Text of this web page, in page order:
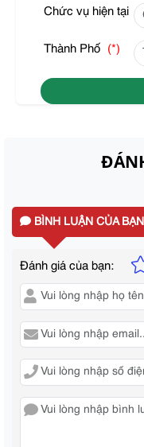
Chức vụ hiện tại
Thành Phố (*)
BÌNH LUẬN CỦA BẠN
Đánh giá của bạn: